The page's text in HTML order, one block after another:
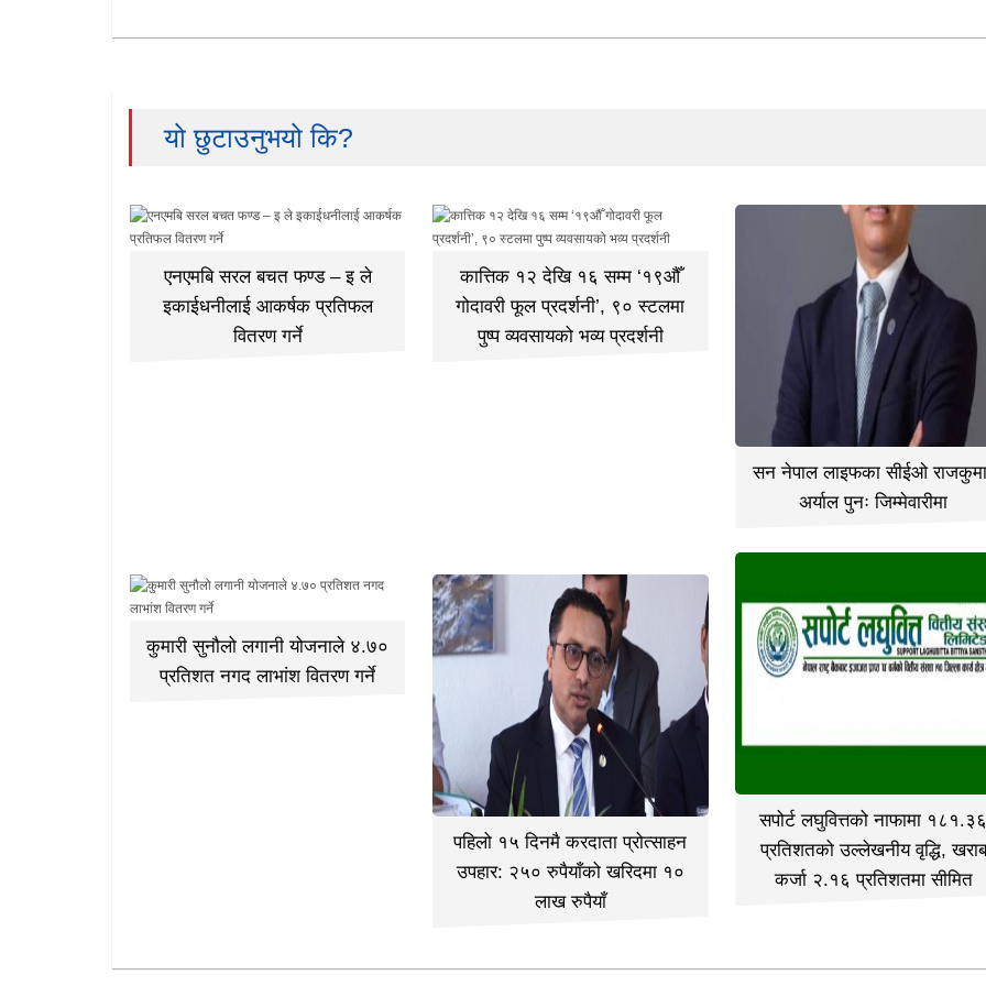
यो छुटाउनुभयो कि?
एनएमबि सरल बचत फण्ड – इ ले
इकाईधनीलाई आकर्षक प्रतिफल
वितरण गर्ने
कात्तिक १२ देखि १६ सम्म ‘१९औँ
गोदावरी फूल प्रदर्शनी’, ९० स्टलमा
पुष्प व्यवसायको भव्य प्रदर्शनी
सन नेपाल लाइफका सीईओ
अर्याल पुनः जिम्मेवारीमा
कुमारी सुनौलो लगानी योजनाले ४.७०
प्रतिशत नगद लाभांश वितरण गर्ने
पहिलो १५ दिनमै करदाता प्रोत्साहन
उपहार: २५० रुपैयाँको खरिदमा १०
लाख रुपैयाँ
सपोर्ट लघुवित्तको नाफामा
प्रतिशतको उल्लेखनीय वृद्धि, खराब
कर्जा २.१६ प्रतिशतमा सीमित